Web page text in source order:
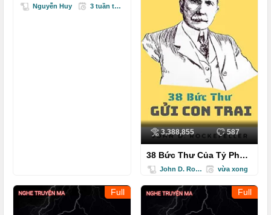
Nguyễn Huy 3 tuần trước
3,388,855 587
38 Bức Thư Của Tỷ Phú
Rockefeller Gửi Cho Con
Trai - John...
John D. Rockefeller vừa xong
Full Full